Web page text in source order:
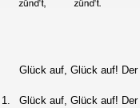
Glück auf, Glück auf!
1.
Glück auf, Glück auf!